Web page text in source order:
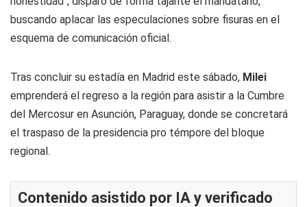
buscando aplacar las especulaciones sobre fisuras en el
esquema de comunicación oficial.
Tras concluir su estadía en Madrid este sábado, Milei
emprenderá el regreso a la región para asistir a la Cumbre
del Mercosur en Asunción, Paraguay, donde se concretará
el traspaso de la presidencia pro témpore del bloque
regional.
Contenido asistido por IA y verificado